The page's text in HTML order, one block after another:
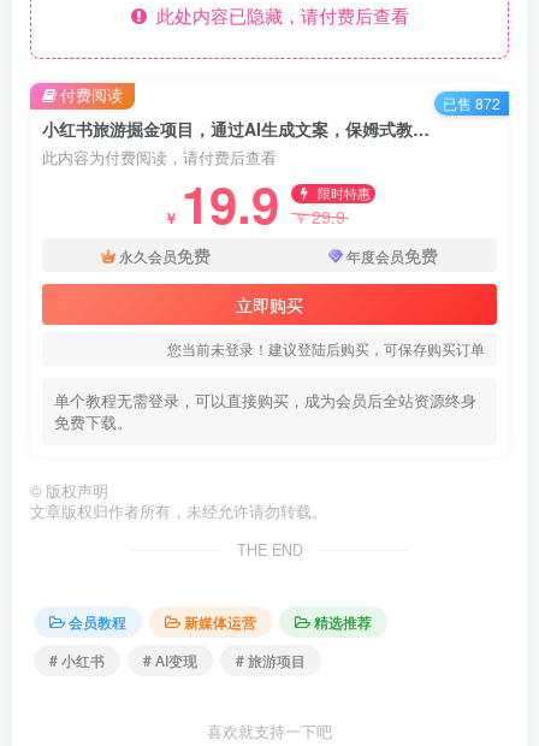
此处内容已隐藏，请付费后查看
小红书旅游掘金项目，通过AI生成文案，保姆式教学，无脑操作，硬核变现
此内容为付费阅读，请付费后查看
￥ 19.9 限时特惠
￥29.9
永久会员免费 年度会员免费
立即购买
您当前未登录！建议登陆后购买，可保存购买订单
单个教程无需登录，可以直接购买，成为会员后全站资源终身
免费下载。
付费阅读 已售 872
© 版权声明
文章版权归作者所有，未经允许请勿转载。
THE END
会员教程 新媒体运营
精选推荐
# 小红书
# AI变现 # 旅游项目
喜欢就支持一下吧